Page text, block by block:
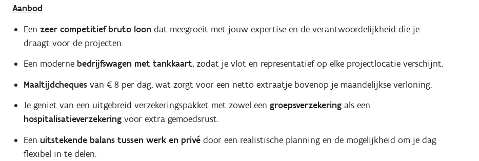
Aanbod
Een zeer competitief bruto loondat meegroeit met jouw expertise en de verantwoordelijkheid die je
draagt voor de projecten.
Een moderne bedrijfswagen met tankkaart, zodat je vlot en representatief op elke projectlocatie verschijnt.
Maaltijdchequesvan € 8 per dag, wat zorgt voor een netto extraatje bovenop je maandelijkse verloning.
Je geniet van een uitgebreid verzekeringspakket met zowel een groepsverzekeringals een
hospitalisatieverzekeringvoor extra gemoedsrust.
Een uitstekende balans tussen werk en privédoor een realistische planning en de mogelijkheid om je dag
flexibel in te delen.